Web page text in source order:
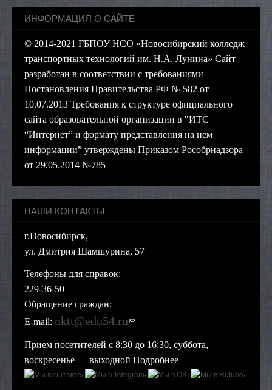
ИНФОРМАЦИЯ О САЙТЕ
© 2014-2021 ГБПОУ НСО «Новосибирский колледж
транспортных технологий им. Н.А. Лунина» Сайт
разработан в соответствии с требованиями
Постановления Правительства РФ № 582 от
10.07.2013 Требования к структуре официального
сайта образовательной организации в "ИТС
“Интернет” и формату представления на нем
информации” утверждены Приказом Рособрнадзора
от 29.05.2014 №785
НАШИ КОНТАКТЫ
г.Новосибирск,
ул. Дмитрия Шамшурина, 57
Телефоны для справок:
229-36-50
Обращение граждан:
E-mail: nktt@edu54.ru(ссылка для отправки
email)
Прием посетителей с 8:30 до 16:30, суббота,
воскресенье — выходной Подробнее
,
, , ,